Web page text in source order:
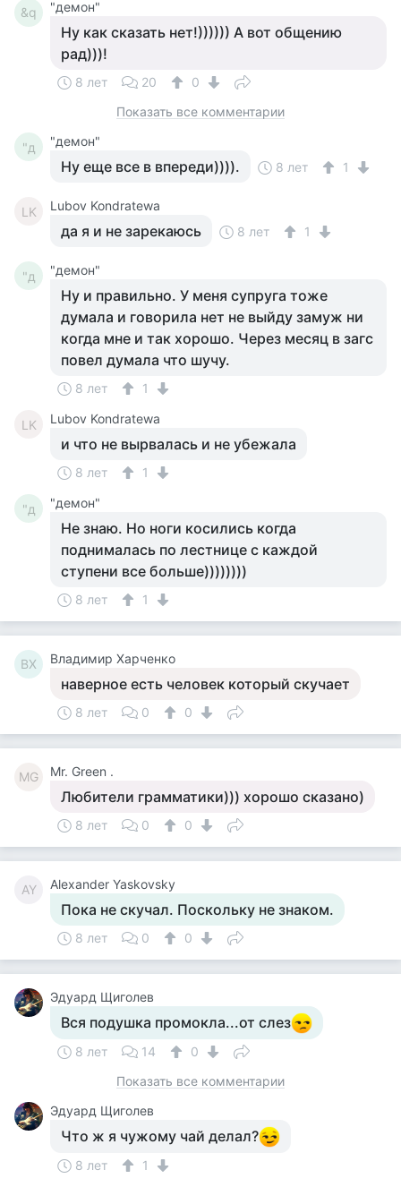
&q "демон"
Ну как сказать нет!)))))) А вот общению
рад)))!
8 лет 20
0
Показать все комментарии
"д "демон"
Ну еще все в впереди)))). 8 лет 1
LK Lubov Kondratewa
да я и не зарекаюсь 8 лет 1
"д "демон"
Ну и правильно. У меня супруга тоже
думала и говорила нет не выйду замуж ни
когда мне и так хорошо. Через месяц в загс
повел думала что шучу.
8 лет 1
LK Lubov Kondratewa
и что не вырвалась и не убежала
8 лет 1
"д "демон"
Не знаю. Но ноги косились когда
поднималась по лестнице с каждой
ступени все больше))))))))
8 лет 1
ВХ Владимир Харченко
наверное есть человек который скучает
8 лет 0 0
MG Mr. Green .
Любители грамматики))) хорошо сказано)
8 лет 0 0
AY Alexander Yaskovsky
Пока не скучал. Поскольку не знаком.
8 лет 0 0
Эдуард Щиголев
Вся подушка промокла...от слез
8 лет 14
0
Показать все комментарии
Эдуард Щиголев
Что ж я чужому чай делал?
8 лет 1